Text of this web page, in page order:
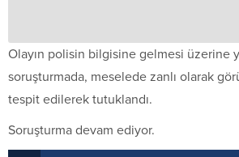
Olayın polisin bilgisine gelmesi üzerine
soruşturmada, meselede zanlı olarak
tespit edilerek tutuklandı.
Soruşturma devam ediyor.